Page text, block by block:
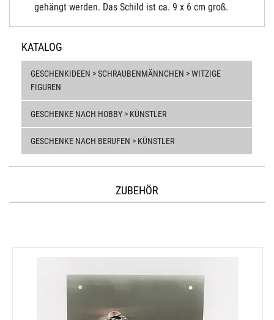
gehängt werden. Das Schild ist ca. 9 x 6 cm groß.
KATALOG
GESCHENKIDEEN > SCHRAUBENMÄNNCHEN > WITZIGE
FIGUREN
GESCHENKE NACH HOBBY > KÜNSTLER
GESCHENKE NACH BERUFEN > KÜNSTLER
ZUBEHÖR